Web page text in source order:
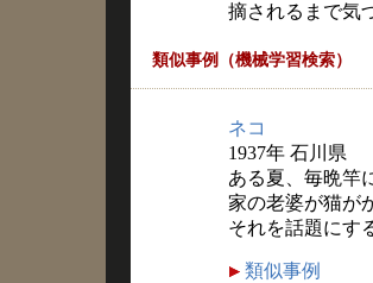
摘されるまで気
類似事例（機械学習検索）
ネコ
1937年 石川県
ある夏、毎晩竿
家の老婆が猫が
それを話題にす
類似事例